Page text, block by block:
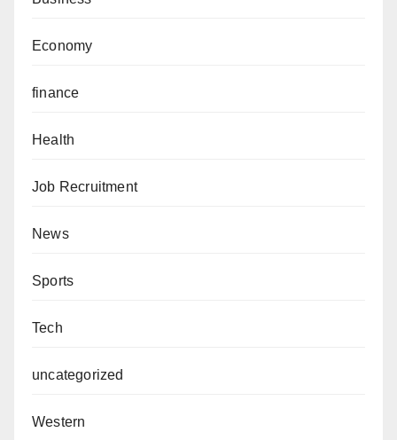
Economy
finance
Health
Job Recruitment
News
Sports
Tech
uncategorized
Western